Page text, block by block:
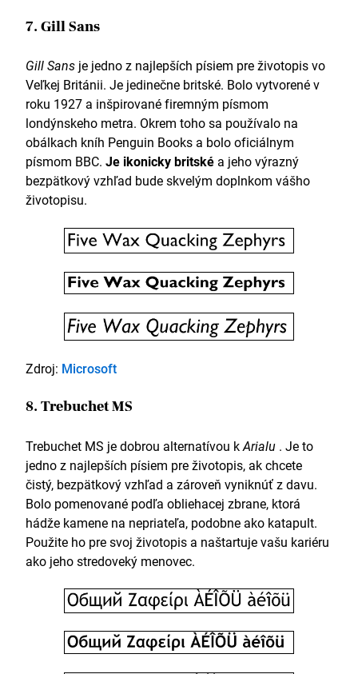
7. Gill Sans
Gill Sans je jedno z najlepších písiem pre životopis vo
Veľkej Británii. Je jedinečne britské. Bolo vytvorené v
roku 1927 a inšpirované firemným písmom
londýnskeho metra. Okrem toho sa používalo na
obálkach kníh Penguin Books a bolo oficiálnym
písmom BBC. Je ikonicky britské a jeho výrazný
bezpätkový vzhľad bude skvelým doplnkom vášho
životopisu.
Zdroj: Microsoft
8. Trebuchet MS
Trebuchet MS je dobrou alternatívou kArialu . Je to
jedno z najlepších písiem pre životopis, ak chcete
čistý, bezpätkový vzhľad a zároveň vyniknúť z davu.
Bolo pomenované podľa obliehacej zbrane, ktorá
hádže kamene na nepriateľa, podobne ako katapult.
Použite ho pre svoj životopis a naštartuje vašu kariéru
ako jeho stredoveký menovec.